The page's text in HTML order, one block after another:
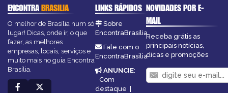
ENCONTRABRASILIA
O melhor de Brasília num só
lugar! Dicas, onde ir, o que
fazer, as melhores
empresas, locais, serviços e
muito mais no guia Encontra
Brasília.
LINKS RÁPIDOS
Sobre
EncontraBrasilia
Fale com o
EncontraBrasilia
ANUNCIE:
Com
destaque |
NOVIDADES POR E-
MAIL
Receba grátis as
principais notícias,
dicas e promoções